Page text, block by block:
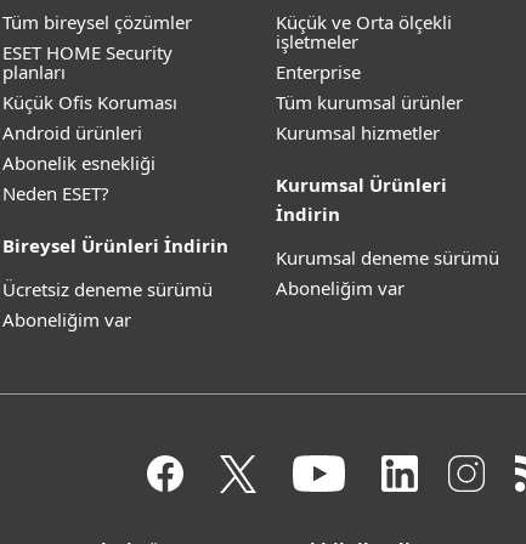
Tüm bireysel çözümler
ESET HOME Security
planları
Küçük Ofis Koruması
Android ürünleri
Abonelik esnekliği
Neden ESET?
Bireysel Ürünleri İndirin
Ücretsiz deneme sürümü
Aboneliğim var
Küçük ve Orta ölçekli
işletmeler
Enterprise
Tüm kurumsal ürünler
Kurumsal hizmetler
Kurumsal Ürünleri
İndirin
Kurumsal deneme sürümü
Aboneliğim var